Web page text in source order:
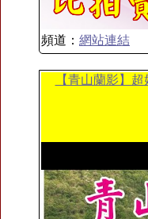
頻道： 網站連結
【青山蘭影】